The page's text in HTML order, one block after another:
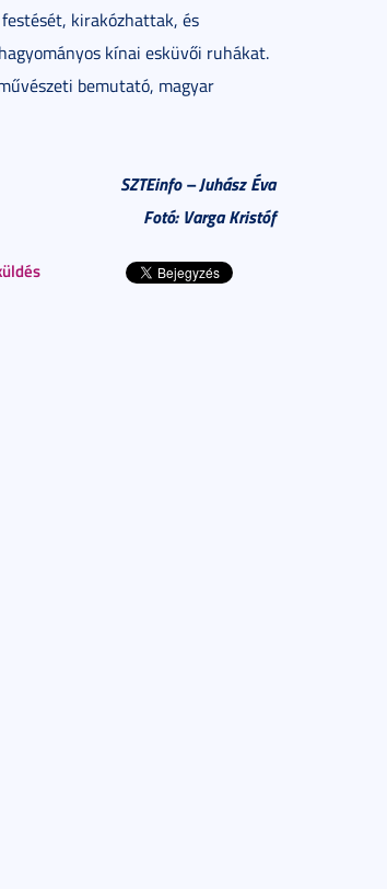
kirakózhattak, és
kínai esküvői ruhákat.
bemutató, magyar
SZTEinfo – Juhász Éva
Fotó: Varga Kristóf